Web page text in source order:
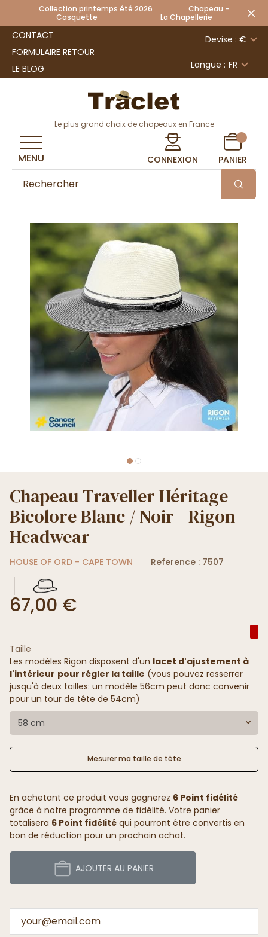
Collection printemps été 2026 Chapeau -
Casquette La Chapellerie
CONTACT
FORMULAIRE RETOUR
LE BLOG
Devise : €
Langue : FR
Le plus grand choix de chapeaux en France
CONNEXION PANIER
MENU
Chapeau Traveller Héritage
Bicolore Blanc / Noir - Rigon
Headwear
HOUSE OF ORD - CAPE TOWN Reference : 7507
67,00 €
Taille
Les modèles Rigon disposent d'un lacet d'ajustement à
l'intérieur pour régler la taille (vous pouvez resserrer
jusqu'à deux tailles: un modèle 56cm peut donc convenir
pour un tour de tête de 54cm)
58 cm
Mesurer ma taille de tête
En achetant ce produit vous gagnerez 6 Point fidélité
grâce à notre programme de fidélité. Votre panier
totalisera 6 Point fidélité qui pourront être convertis en
bon de réduction pour un prochain achat.
AJOUTER AU PANIER